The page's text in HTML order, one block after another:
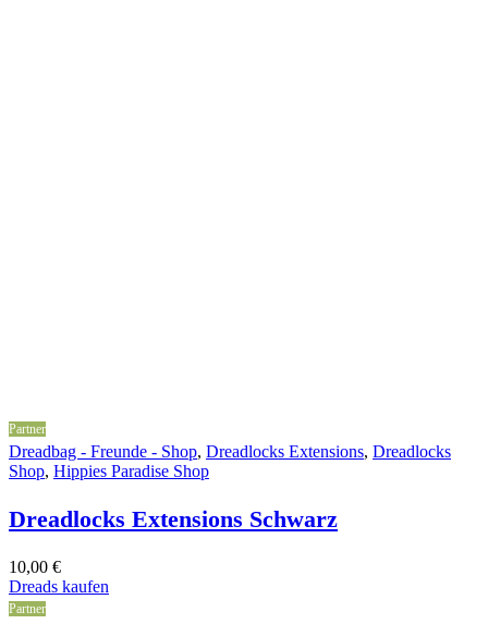
Partner
Dreadbag - Freunde - Shop, Dreadlocks Extensions, Dreadlocks
Shop, Hippies Paradise Shop
Dreadlocks Extensions Schwarz
10,00 €
Dreads kaufen
Partner